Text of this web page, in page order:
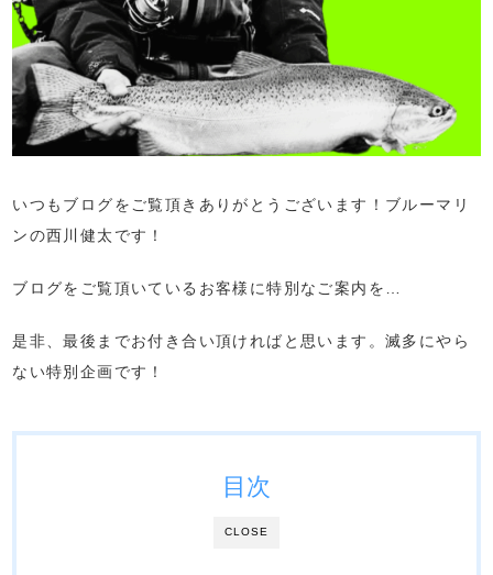
いつもブログをご覧頂きありがとうございます！ブルーマリ
ンの西川健太です！
ブログをご覧頂いているお客様に特別なご案内を…
是非、最後までお付き合い頂ければと思います。滅多にやら
ない特別企画です！
CLOSE
目次